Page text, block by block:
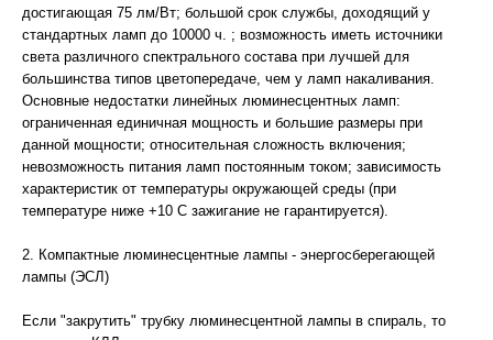
достигающая 75 лм/Вт; большой срок службы, доходящий у
стандартных ламп до 10000 ч. ; возможность иметь источники
света различного спектрального состава при лучшей для
большинства типов цветопередаче, чем у ламп накаливания.
Основные недостатки линейных люминесцентных ламп:
ограниченная единичная мощность и большие размеры при
данной мощности; относительная сложность включения;
невозможность питания ламп постоянным током; зависимость
характеристик от температуры окружающей среды (при
температуре ниже +10 С зажигание не гарантируется).
2. Компактные люминесцентные лампы - энергосберегающей
лампы (ЭСЛ)
Если "закрутить" трубку люминесцентной лампы в спираль, то